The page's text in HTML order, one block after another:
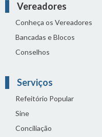
Vereadores
Conheça os Vereadores
Bancadas e Blocos
Conselhos
Serviços
Refeitório Popular
Sine
Conciliação